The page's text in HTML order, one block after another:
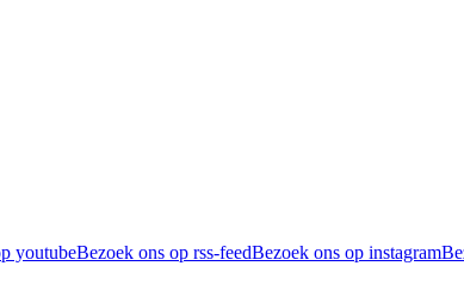
youtubeBezoek ons op rss-feedBezoek ons op instagram